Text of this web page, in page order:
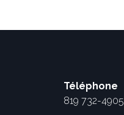
Téléphone
819 732-4905